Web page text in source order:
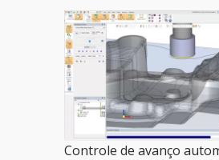
Controle de avanço